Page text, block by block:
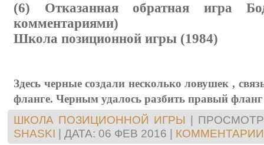
(6) Отказанная обратная игра
комментариями)
Школа позиционной игры (1984)
Здесь черные создали несколько ловушек ,
фланге. Черным удалось разбить правый
ШКОЛА ПОЗИЦИОННОЙ ИГРЫ |
SHASKI | ДАТА: 06 ФЕВ 2016 | КОММЕНТАРИИ